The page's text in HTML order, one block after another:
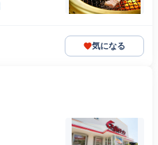
気になる